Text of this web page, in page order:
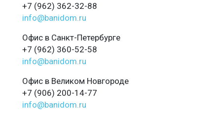
+7 (962) 362-32-88
info@banidom.ru
Офис в Санкт-Петербурге
+7 (962) 360-52-58
info@banidom.ru
Офис в Великом Новгороде
+7 (906) 200-14-77
info@banidom.ru